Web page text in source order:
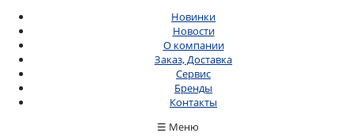
Новинки
Новости
О компании
Заказ, Доставка
Сервис
Бренды
Контакты
☰ Меню